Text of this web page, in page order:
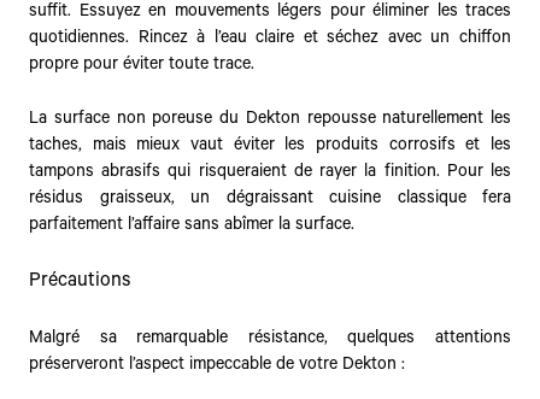
suffit. Essuyez en mouvements légers pour éliminer les traces
quotidiennes. Rincez à l’eau claire et séchez avec un chiffon
propre pour éviter toute trace.
La surface non poreuse du Dekton repousse naturellement les
taches, mais mieux vaut éviter les produits corrosifs et les
tampons abrasifs qui risqueraient de rayer la finition. Pour les
résidus graisseux, un dégraissant cuisine classique fera
parfaitement l’affaire sans abîmer la surface.
Précautions
Malgré sa remarquable résistance, quelques attentions
préserveront l’aspect impeccable de votre Dekton :